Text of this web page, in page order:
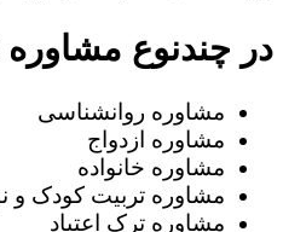
در چندنوع
مشاوره روانشناسی
مشاوره ازدواج
مشاوره خانواده
مشاوره تربیت کودک و
مشاوره ترک اعتیاد